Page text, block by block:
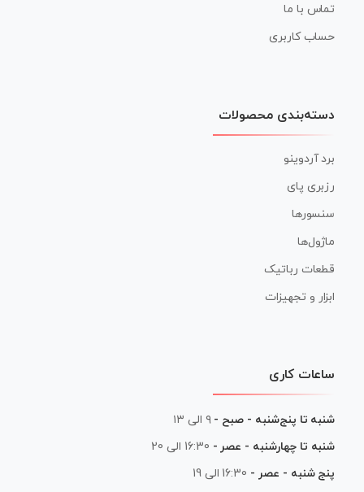
تماس با ما
حساب کاربری
دسته‌بندی محصولات
برد آردوینو
رزبری پای
سنسورها
ماژول‌ها
قطعات رباتیک
ابزار و تجهیزات
ساعات کاری
شنبه تا پنج‌شنبه - صبح - ۹ الی ۱۳
شنبه تا چهارشنبه - عصر - 16:30 الی 20
پنج شنبه - عصر - 16:30 الی 19